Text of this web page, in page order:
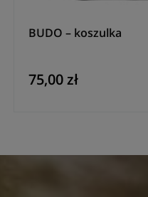
BUDO – koszulka
75,00 zł